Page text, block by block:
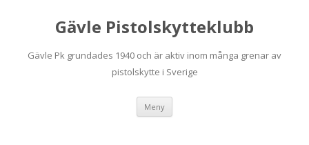
Gävle Pistolskytteklubb
Gävle Pk grundades 1940 och är aktiv inom många grenar av
pistolskytte i Sverige
Meny